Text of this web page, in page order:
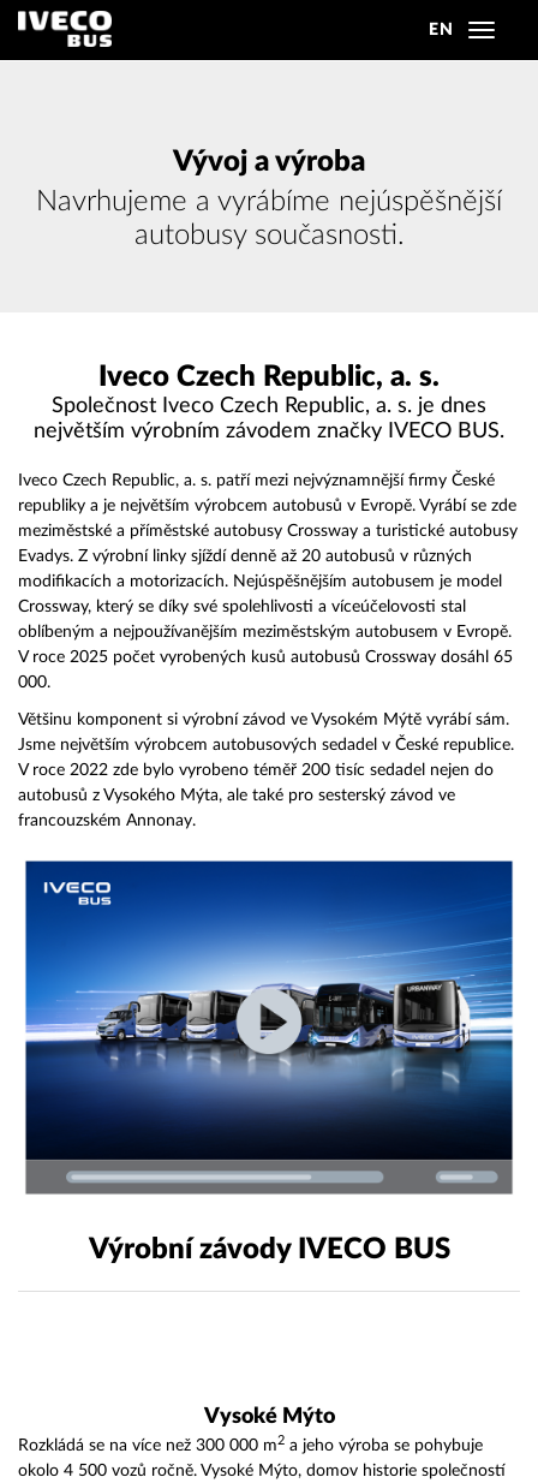
EN
Toggle
Vývoj a výroba
Navrhujeme a vyrábíme nejúspěšnější
autobusy současnosti.
Iveco Czech Republic, a. s.
Společnost Iveco Czech Republic, a. s. je dnes
největším výrobním závodem značky IVECO BUS.
Iveco Czech Republic, a. s. patří mezi nejvýznamnější firmy České
republiky a je největším výrobcem autobusů v Evropě. Vyrábí se zde
meziměstské a příměstské autobusy Crossway a turistické autobusy
Evadys. Z výrobní linky sjíždí denně až 20 autobusů v různých
modifikacích a motorizacích. Nejúspěšnějším autobusem je model
Crossway, který se díky své spolehlivosti a víceúčelovosti stal
oblíbeným a nejpoužívanějším meziměstským autobusem v Evropě.
V roce 2025 počet vyrobených kusů autobusů Crossway dosáhl 65
000.
Většinu komponent si výrobní závod ve Vysokém Mýtě vyrábí sám.
Jsme největším výrobcem autobusových sedadel v České republice.
V roce 2022 zde bylo vyrobeno téměř 200 tisíc sedadel nejen do
autobusů z Vysokého Mýta, ale také pro sesterský závod ve
francouzském Annonay.
Výrobní závody IVECO BUS
Vysoké Mýto
Rozkládá se na více než 300 000 m2 a jeho výroba se pohybuje
okolo 4 500 vozů ročně. Vysoké Mýto, domov historie společností